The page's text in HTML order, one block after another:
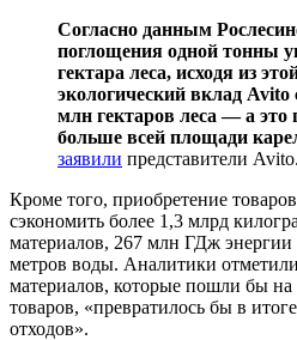
Согласно данным
поглощения одной тонны
гектара леса, исходя из
экологический вклад Avito
млн гектаров леса — а это
больше всей площади
заявили представители Avito.
Кроме того, приобретение
сэкономить более 1,3 млрд
материалов, 267 млн ГДж
метров воды. Аналитики
материалов, которые пошли бы
товаров, «превратилось бы в
отходов».